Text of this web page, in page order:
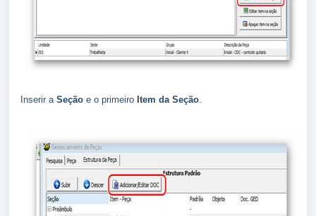
Inserir a Seção e o primeiro Item da Seção.